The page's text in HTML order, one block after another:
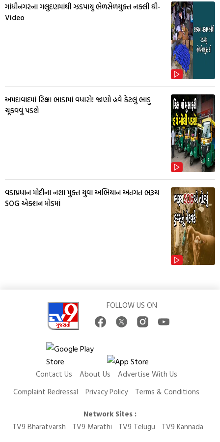
ગાંધીનગરના ગલુદણમાંથી ઝડપાયુ ભેળસેળયુક્ત નક્લી ઘી-
Video
અમદાવાદમાં રિક્ષા ભાડામાં વધારો! જાણો હવે કેટલું ભાડુ
ચૂકવવું પડશે
વડાપ્રધાન મોદીના નશા મુક્ત યુવા અભિયાન અંતગત ભરૂચ
SOG એક્શન મોડમાં
FOLLOW US ON
Contact Us About Us
Advertise With Us
Complaint Redressal
Privacy Policy
Terms & Conditions
Network Sites :
TV9 Bharatvarsh
TV9 Marathi TV9 Telugu
TV9 Kannada